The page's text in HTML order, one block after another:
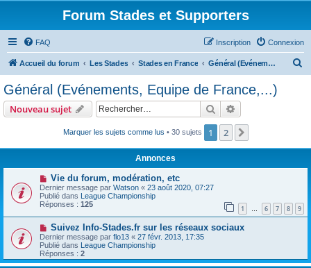
Forum Stades et Supporters
FAQ Connexion
Inscription
Accueil du forum Les Stades Stades en France Général (Evénements, Equipe de France,...)
r
Général (Evénements, Equipe de France,...)
Nouveau sujet Rechercher
Marquer les sujets comme lus • 30 sujets 1 2
Annonces
Vie du forum, modération, etc
Dernier message par Watson « 23 août 2020, 07:27
Publié dans League Championship
Réponses : 125 1 … 6 7 8 9
Suivez Info-Stades.fr sur les réseaux sociaux
Dernier message par flo13 « 27 févr. 2013, 17:35
Publié dans League Championship
Réponses : 2